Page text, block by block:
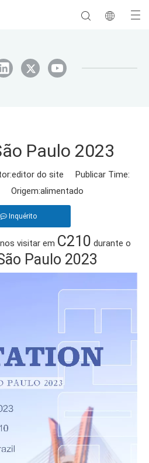
Paulo 2023
do site Publicar Time:
Origem:alimentado
Inquérito
visitar em C210 durante o
Paulo 2023